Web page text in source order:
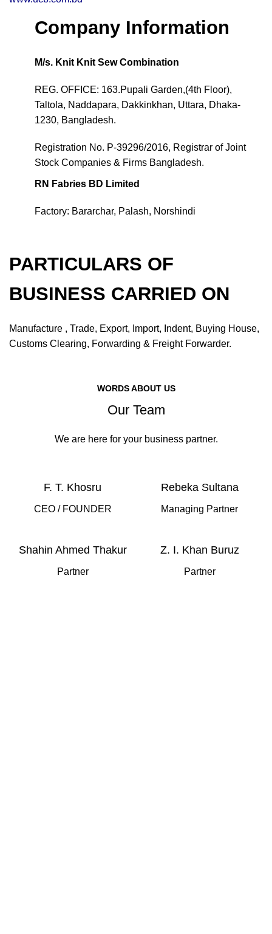
Company Information
M/s. Knit Knit Sew Combination
REG. OFFICE: 163.Pupali Garden,(4th Floor),
Taltola, Naddapara, Dakkinkhan, Uttara, Dhaka-
1230, Bangladesh.
Registration No. P-39296/2016, Registrar of Joint
Stock Companies & Firms Bangladesh.
RN Fabries BD Limited
Factory: Bararchar, Palash, Norshindi
PARTICULARS OF
BUSINESS CARRIED ON
Manufacture , Trade, Export, Import, Indent, Buying House,
Customs Clearing, Forwarding & Freight Forwarder.
WORDS ABOUT US
Our Team
We are here for your business partner.
F. T. Khosru
CEO / FOUNDER
Rebeka Sultana
Managing Partner
Shahin Ahmed Thakur
Partner
Z. I. Khan Buruz
Partner